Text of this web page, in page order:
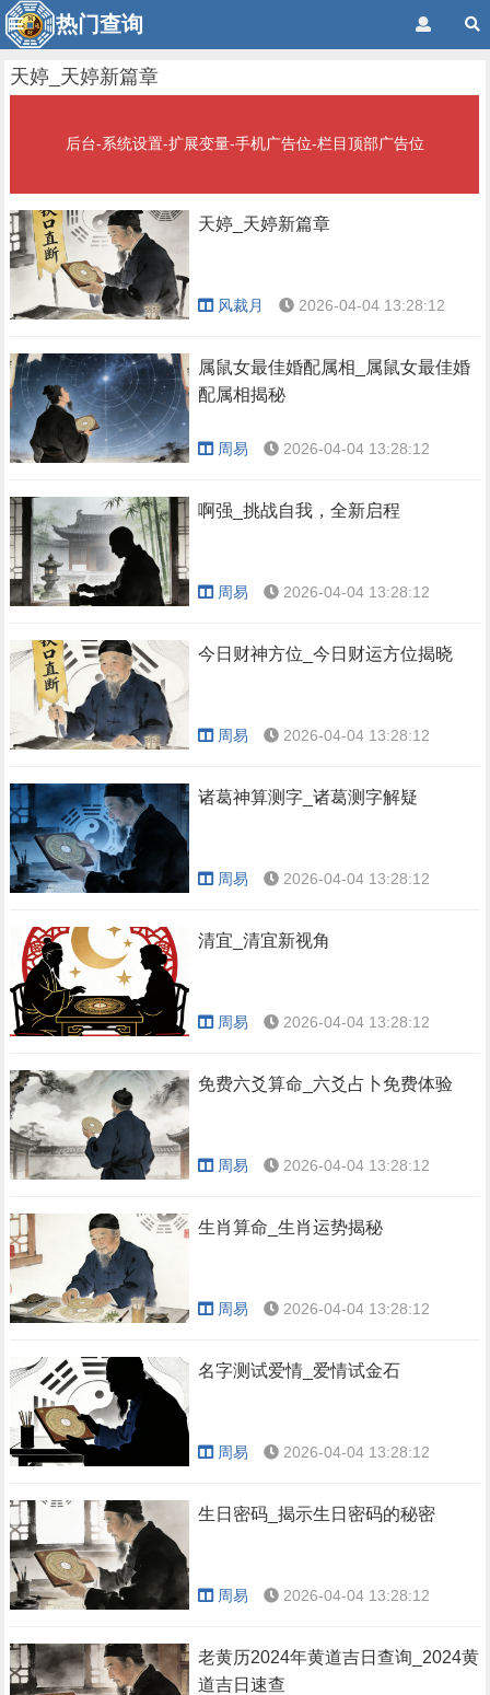
热门查询
天婷_天婷新篇章
后台-系统设置-扩展变量-手机广告位-栏目顶部广告位
天婷_天婷新篇章
风裁月 2026-04-04 13:28:12
属鼠女最佳婚配属相_属鼠女最佳婚
配属相揭秘
周易 2026-04-04 13:28:12
啊强_挑战自我，全新启程
周易 2026-04-04 13:28:12
今日财神方位_今日财运方位揭晓
周易 2026-04-04 13:28:12
诸葛神算测字_诸葛测字解疑
周易 2026-04-04 13:28:12
清宜_清宜新视角
周易 2026-04-04 13:28:12
免费六爻算命_六爻占卜免费体验
周易 2026-04-04 13:28:12
生肖算命_生肖运势揭秘
周易 2026-04-04 13:28:12
名字测试爱情_爱情试金石
周易 2026-04-04 13:28:12
生日密码_揭示生日密码的秘密
周易 2026-04-04 13:28:12
老黄历2024年黄道吉日查询_2024黄
道吉日速查